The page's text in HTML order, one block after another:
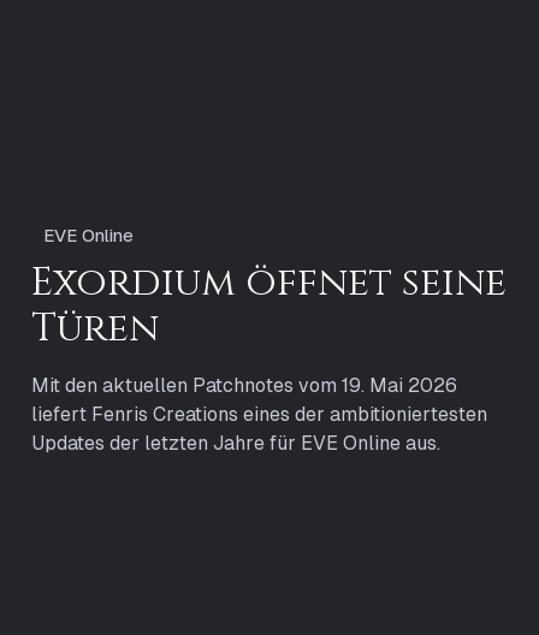
EVE Online
Exordium öffnet seine
Türen
Mit den aktuellen Patchnotes vom 19. Mai 2026
liefert Fenris Creations eines der ambitioniertesten
Updates der letzten Jahre für EVE Online aus.